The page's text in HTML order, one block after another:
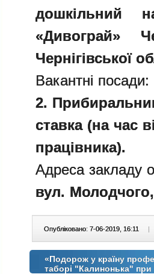
дошкільний
«Дивограй»
Чернігівської
Вакантні посади:
2.
ставка (на час
працівника).
Адреса закладу
вул.
Опубліковано: 7-06-2019, 16:11 |
«Подорож у країну
таборі "Калинонька"